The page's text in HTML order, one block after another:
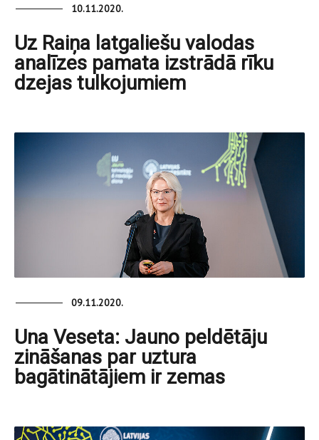
10.11.2020.
Uz Raiņa latgaliešu valodas
analīzes pamata izstrādā rīku
dzejas tulkojumiem
09.11.2020.
Una Veseta: Jauno peldētāju
zināšanas par uztura
bagātinātājiem ir zemas